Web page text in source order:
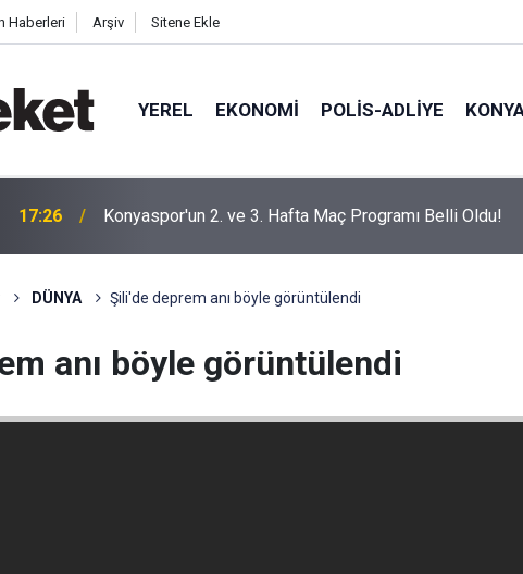
Haberleri Arşiv Sitene Ekle
YEREL EKONOMI POLİS-ADLİYE
17:26 Konyaspor'un 2. ve 3. Hafta Maç Programı Belli Oldu!
DÜNYA Şili'de deprem anı böyle görüntülendi
anı böyle görüntülendi